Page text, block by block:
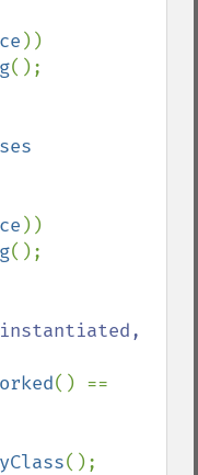
();
();
();